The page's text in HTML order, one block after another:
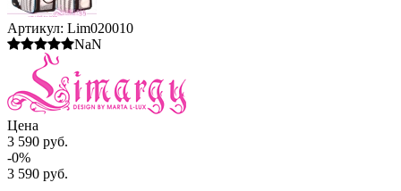
Артикул: Lim020010
NaN
Цена
3 590 руб.
-0%
3 590 руб.